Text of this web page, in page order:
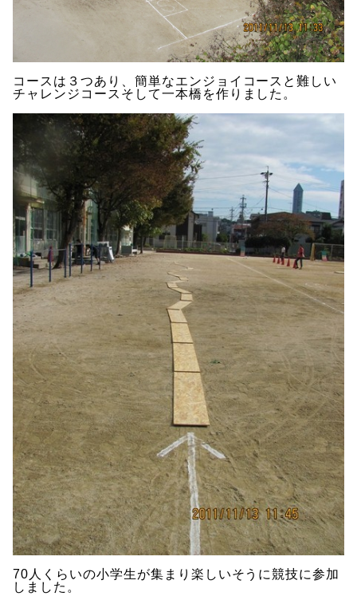
コースは３つあり、簡単なエンジョイコースと難しい
チャレンジコースそして一本橋を作りました。
70人くらいの小学生が集まり楽しいそうに競技に参加
しました。